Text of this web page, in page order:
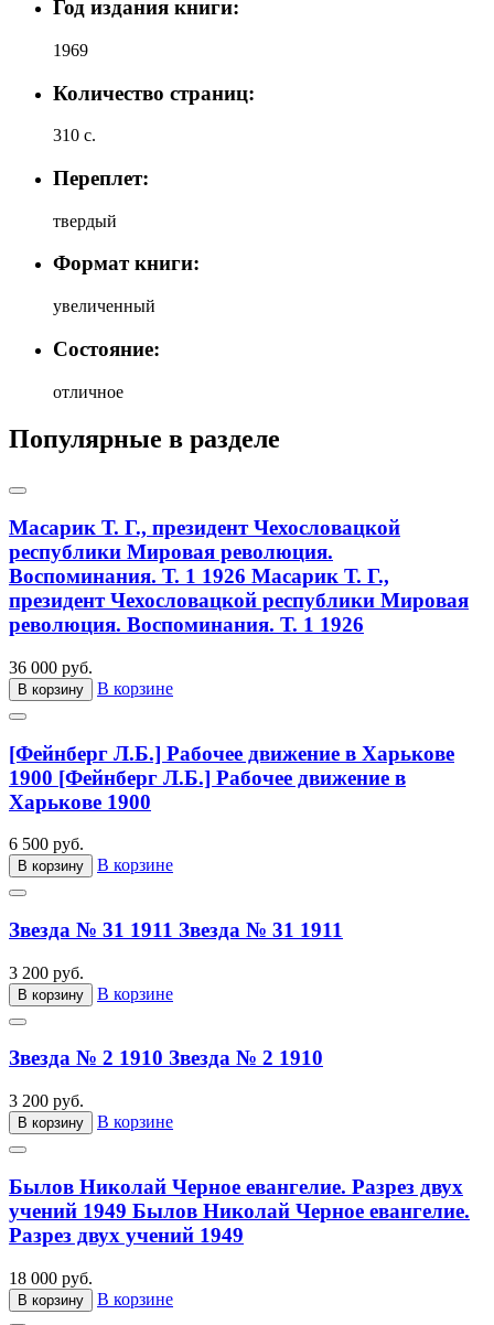
Год издания книги:
1969
Количество страниц:
310 с.
Переплет:
твердый
Формат книги:
увеличенный
Состояние:
отличное
Популярные в разделе
Масарик Т. Г., президент Чехословацкой
республики Мировая революция.
Воспоминания. Т. 1 1926 Масарик Т. Г.,
президент Чехословацкой республики Мировая
революция. Воспоминания. Т. 1 1926
36 000 руб.
В корзину В корзине
[Фейнберг Л.Б.] Рабочее движение в Харькове
1900 [Фейнберг Л.Б.] Рабочее движение в
Харькове 1900
6 500 руб.
В корзину В корзине
Звезда № 31 1911 Звезда № 31 1911
3 200 руб.
В корзину В корзине
Звезда № 2 1910 Звезда № 2 1910
3 200 руб.
В корзину В корзине
Былов Николай Черное евангелие. Разрез двух
учений 1949 Былов Николай Черное евангелие.
Разрез двух учений 1949
18 000 руб.
В корзину В корзине